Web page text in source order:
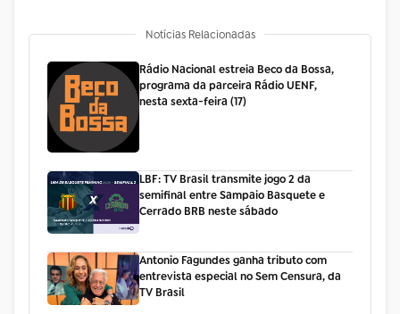
Notícias Relacionadas
Rádio Nacional estreia Beco da Bossa,
programa da parceira Rádio UENF,
nesta sexta-feira (17)
LBF: TV Brasil transmite jogo 2 da
semifinal entre Sampaio Basquete e
Cerrado BRB neste sábado
Antonio Fagundes ganha tributo com
entrevista especial no Sem Censura, da
TV Brasil